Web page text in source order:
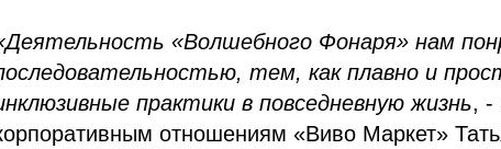
«Волшебного Фонаря» нам
тем, как плавно и
практики в повседневную жизнь, -
отношениям «Виво Маркет»